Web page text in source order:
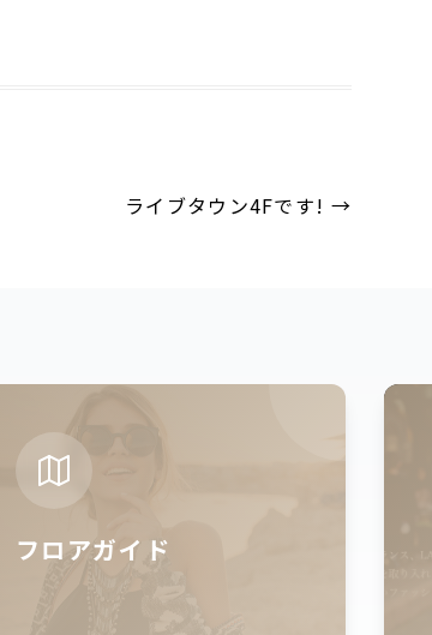
ライブタウン4Fです! →
フロアガイド